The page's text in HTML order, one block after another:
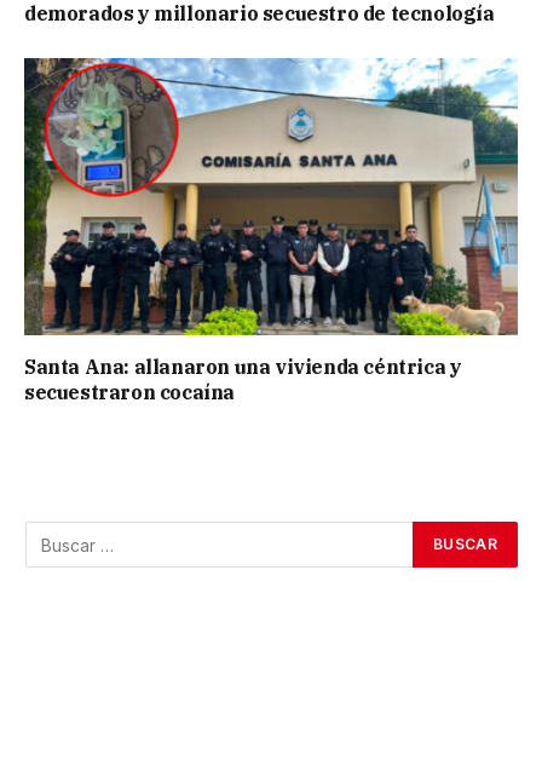
demorados y millonario secuestro de tecnología
Santa Ana: allanaron una vivienda céntrica y
secuestraron cocaína